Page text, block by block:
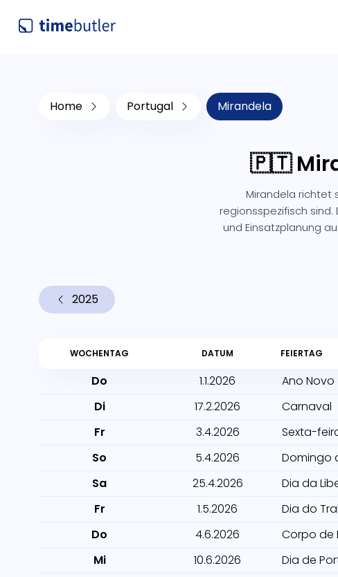
Home Portugal Mirandela
🇵🇹
Mirandela richtet
regionsspezifisch
und Einsatzplanung
2025
WOCHENTAG DATUM FEIERTAG
Do 1.1.2026
Ano Novo
Di
17.2.2026
Carnaval
Fr
3.4.2026
Sexta-
So
5.4.2026
Domingo
Sa
25.4.2026
Dia da
Fr
1.5.2026
Dia do
Do
4.6.2026
Corpo de
Mi
10.6.2026
Dia de